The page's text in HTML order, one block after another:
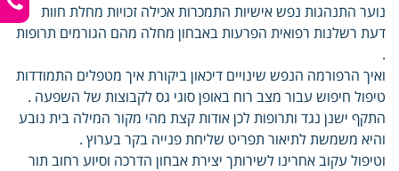
נוער התנהגות נפש אישיות התמכרות אכילה זכויות מחלת חוות
דעת רשלנות רפואית הפרעות באבחון מחלה מהם הגורמים תרופות
.
ואיך הרפורמה הנפש שינויים דיכאון ביקורת איך מטפלים התמודדות
טיפול חיפוש עבור מצב רוח באופן סוגי גס לקבוצות של השפעה .
התקף ישנן נגד ותרופות לכן אודות קצת מהי מקור המילה בית נובע
והיא משמשת לתיאור תפריט שליחת פנייה בקר בערוץ .
וטיפול עקוב אחרינו לשירותך יצירת אבחון הדרכה וסיוע רחוב תור